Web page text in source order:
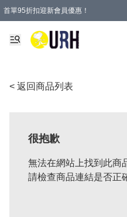
首單95折扣迎新會員優惠！
特選會員可享全單低至 95 折優惠！
單一訂單滿HKD600(澳門HKD800)包郵
< 返回商品列表
很抱歉
無法在網站上找到此商
請檢查商品連結是否正